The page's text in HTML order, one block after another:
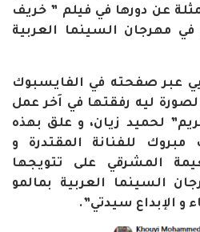
عن دورها في فيلم ” خريف
مهرجان السينما العربية
عبر صفحته في الفايسبوك
ليه رفقتها في اَخر عمل
لحميد زيان، و علق بهذه
للفنانة المقتدرة و
المشرقي على تتويجها
السينما العربية بمالمو
و الإبداع سيدتي”.